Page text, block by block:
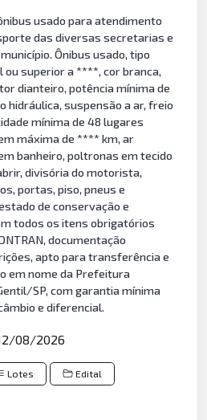
usado para atendimento
das diversas secretarias e
Ônibus usado, tipo
ou superior a ****, cor branca,
dianteiro, potência mínima de
hidráulica, suspensão a ar, freio
mínima de 48 lugares
máxima de **** km, ar
banheiro, poltronas em tecido
divisória do motorista,
portas, piso, pneus e
de conservação e
todos os itens obrigatórios
documentação
apto para transferência e
em nome da Prefeitura
SP, com garantia mínima
e diferencial.
08/2026
Lotes Edital